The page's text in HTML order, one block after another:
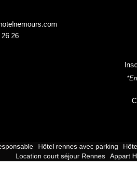
26
Hôtel rennes avec parking
Location court séjour Rennes
Appart
Hôtel & Appartements -5 rue de Nemours,